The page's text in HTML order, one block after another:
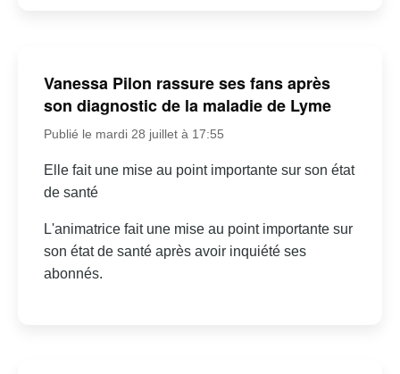
Vanessa Pilon rassure ses fans après
son diagnostic de la maladie de Lyme
Publié le mardi 28 juillet à 17:55
Elle fait une mise au point importante sur son état
de santé
L'animatrice fait une mise au point importante sur
son état de santé après avoir inquiété ses
abonnés.